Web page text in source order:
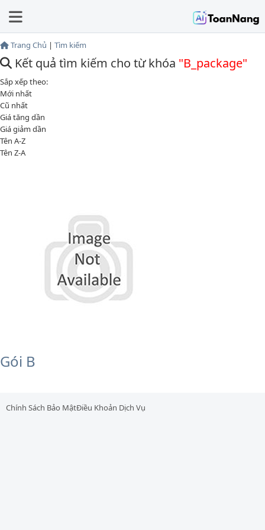
Trang Chủ | Tìm kiếm
Kết quả tìm kiếm cho từ khóa "B_package"
Sắp xếp theo:
Mới nhất
Cũ nhất
Giá tăng dần
Giá giảm dần
Tên A-Z
Tên Z-A
Gói B
Chính Sách Bảo MậtĐiều Khoản Dịch Vụ